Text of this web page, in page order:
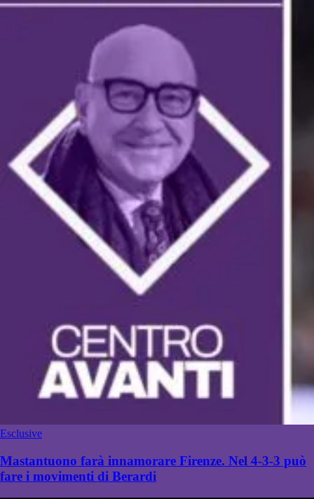
Esclusive
Mastantuono farà innamorare Firenze. Nel 4-3-3 può
fare i movimenti di Berardi